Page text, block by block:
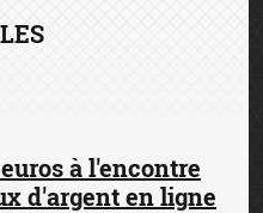
à l'encontre
d'argent en ligne